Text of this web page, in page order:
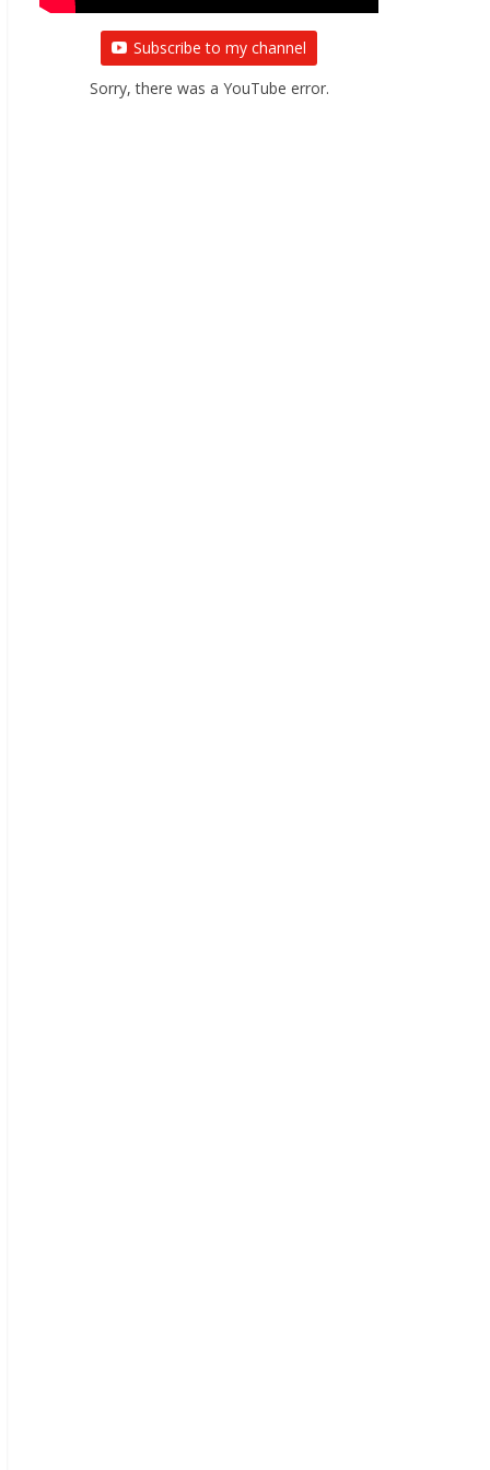
Subscribe to my channel
Sorry, there was a YouTube error.